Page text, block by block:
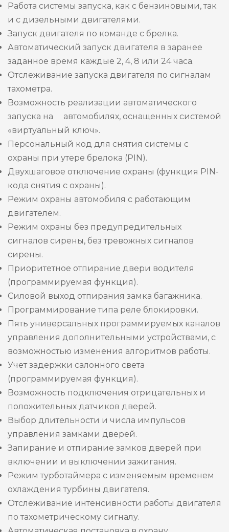
Работа системы запуска, как с бензиновыми, так
и с дизельными двигателями.
Запуск двигателя по команде с брелка.
Автоматический запуск двигателя в заранее
заданное время каждые 2, 4, 8 или 24 часа.
Отслеживание запуска двигателя по сигналам
тахометра.
Возможность реализации автоматического
запуска на автомобилях, оснащенных системой
«виртуальный ключ».
Персональный код для снятия системы с
охраны при утере брелока (PIN).
Двухшаговое отключение охраны (функция PIN-
кода снятия с охраны).
Режим охраны автомобиля с работающим
двигателем.
Режим охраны без предупредительных
сигналов сирены, без тревожных сигналов
сирены.
Приоритетное отпирание двери водителя
(программируемая функция).
Силовой выход отпирания замка багажника.
Программирование типа реле блокировки.
Пять универсальных программируемых каналов
управления дополнительными устройствами, с
возможностью изменения алгоритмов работы.
Учет задержки салонного света
(программируемая функция).
Возможность подключения отрицательных и
положительных датчиков дверей.
Выбор длительности и числа импульсов
управления замками дверей.
Запирание и отпирание замков дверей при
включении и выключении зажигания.
Режим турботаймера с изменяемым временем
охлаждения турбины двигателя.
Отслеживание интенсивности работы двигателя
по тахометрическому сигналу.